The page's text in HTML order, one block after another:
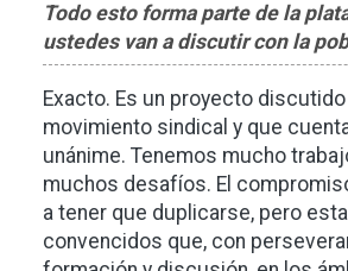
Todo esto forma parte de la
ustedes van a discutir con la
Exacto. Es un proyecto discutido
movimiento sindical y que
unánime. Tenemos mucho
muchos desafíos. El
a tener que duplicarse, pero
convencidos que, con